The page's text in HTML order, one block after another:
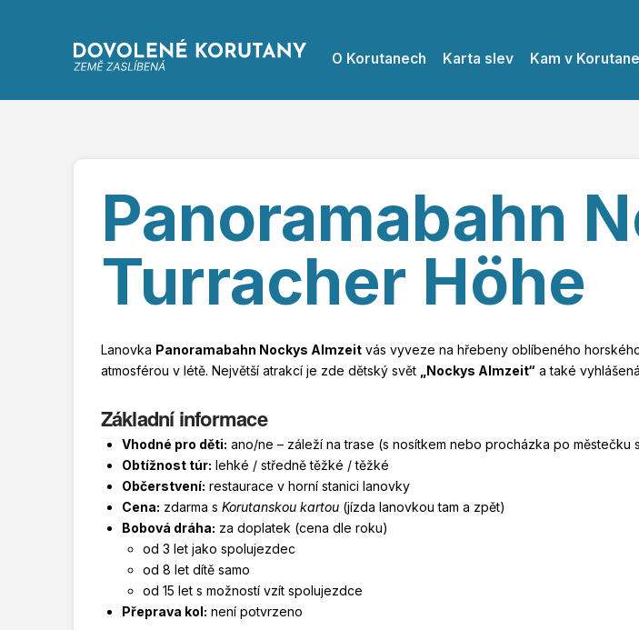
O Korutanech Karta slev Kam v
Panoramabahn
Turracher Höhe
Lanovka Panoramabahn Nockys Almzeitvás vyveze na hřebeny oblíbeného
atmosférou v létě. Největší atrakcí je zde dětský svět
„Nockys Almzeit“ a také
Základní informace
Vhodné pro děti: ano/ne – záleží na trase (s nosítkem nebo procházka po městečku
Obtížnost túr: lehké / středně těžké / těžké
Občerstvení: restaurace v horní stanici lanovky
Cena: zdarma s Korutanskou kartou(jízda lanovkou tam a zpět)
Bobová dráha: za doplatek (cena dle roku)
od 3 let jako spolujezdec
od 8 let dítě samo
od 15 let s možností vzít spolujezdce
Přeprava kol: není potvrzeno